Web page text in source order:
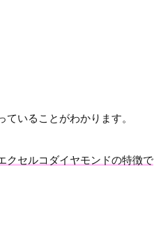
いることがわかります。
クセルコダイヤモンドの特徴で